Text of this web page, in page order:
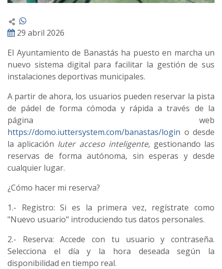
29 abril 2026
El Ayuntamiento de Banastás ha puesto en marcha un
nuevo sistema digital para facilitar la gestión de sus
instalaciones deportivas municipales.
A partir de ahora, los usuarios pueden reservar la pista
de pádel de forma cómoda y rápida a través de la
página web
https://domo.iuttersystem.com/banastas/login o desde
la aplicación Iuter acceso inteligente, gestionando las
reservas de forma autónoma, sin esperas y desde
cualquier lugar.
¿Cómo hacer mi reserva?
1.- Registro: Si es la primera vez, regístrate como
"Nuevo usuario" introduciendo tus datos personales.
2.- Reserva: Accede con tu usuario y contraseña.
Selecciona el día y la hora deseada según la
disponibilidad en tiempo real.